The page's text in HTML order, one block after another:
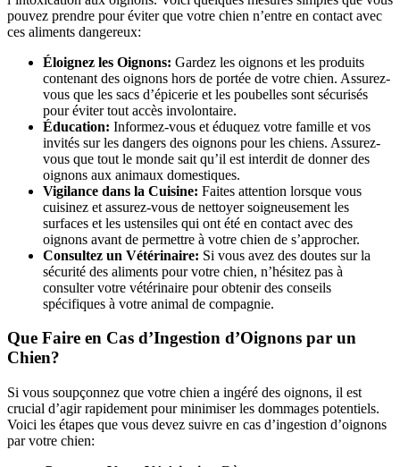
pouvez prendre pour éviter que votre chien n’entre en contact avec
ces aliments dangereux:
Éloignez les Oignons: Gardez les oignons et les produits
contenant des oignons hors de portée de votre chien. Assurez-
vous que les sacs d’épicerie et les poubelles sont sécurisés
pour éviter tout accès involontaire.
Éducation: Informez-vous et éduquez votre famille et vos
invités sur les dangers des oignons pour les chiens. Assurez-
vous que tout le monde sait qu’il est interdit de donner des
oignons aux animaux domestiques.
Vigilance dans la Cuisine: Faites attention lorsque vous
cuisinez et assurez-vous de nettoyer soigneusement les
surfaces et les ustensiles qui ont été en contact avec des
oignons avant de permettre à votre chien de s’approcher.
Consultez un Vétérinaire: Si vous avez des doutes sur la
sécurité des aliments pour votre chien, n’hésitez pas à
consulter votre vétérinaire pour obtenir des conseils
spécifiques à votre animal de compagnie.
Que Faire en Cas d’Ingestion d’Oignons par un
Chien?
Si vous soupçonnez que votre chien a ingéré des oignons, il est
crucial d’agir rapidement pour minimiser les dommages potentiels.
Voici les étapes que vous devez suivre en cas d’ingestion d’oignons
par votre chien: